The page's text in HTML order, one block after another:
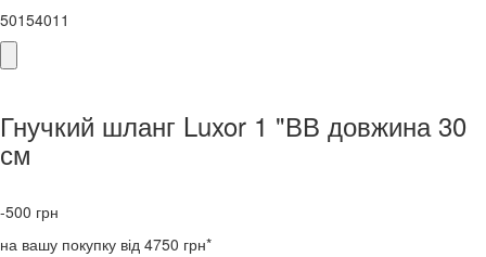
50154011
Гнучкий шланг Luxor 1 "ВВ довжина 30
см
-500 грн
на вашу покупку від 4750 грн*